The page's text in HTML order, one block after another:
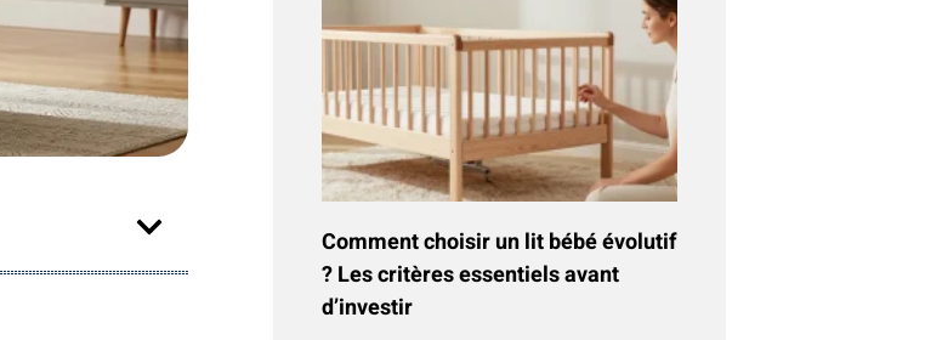
Comment choisir un lit bébé évolutif
? Les critères essentiels avant
d’investir